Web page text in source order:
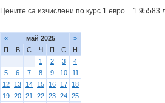
Цените са изчислени по курс 1 евро = 1.95583
« май 2025
»
П
В С Ч П С
Н
1
2 3
4
5
6 7 8 9 10
11
12
13 14 15 16 17
18
19 20 21 22 23 24 25